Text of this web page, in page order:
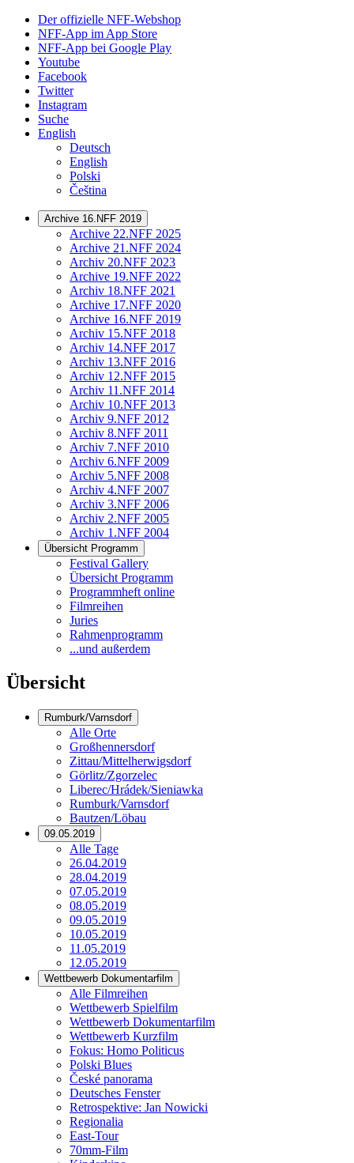
Der offizielle NFF-Webshop
NFF-App im App Store
NFF-App bei Google Play
Youtube
Facebook
Twitter
Instagram
Suche
English
Deutsch
English
Polski
Čeština
Archive 16.NFF 2019
Archive 22.NFF 2025
Archive 21.NFF 2024
Archiv 20.NFF 2023
Archive 19.NFF 2022
Archiv 18.NFF 2021
Archive 17.NFF 2020
Archive 16.NFF 2019
Archiv 15.NFF 2018
Archiv 14.NFF 2017
Archiv 13.NFF 2016
Archiv 12.NFF 2015
Archiv 11.NFF 2014
Archiv 10.NFF 2013
Archiv 9.NFF 2012
Archiv 8.NFF 2011
Archiv 7.NFF 2010
Archiv 6.NFF 2009
Archiv 5.NFF 2008
Archiv 4.NFF 2007
Archiv 3.NFF 2006
Archiv 2.NFF 2005
Archiv 1.NFF 2004
Übersicht Programm
Festival Gallery
Übersicht Programm
Programmheft online
Filmreihen
Juries
Rahmenprogramm
...und außerdem
Übersicht
Rumburk/Varnsdorf
Alle Orte
Großhennersdorf
Zittau/Mittelherwigsdorf
Görlitz/Zgorzelec
Liberec/Hrádek/Sieniawka
Rumburk/Varnsdorf
Bautzen/Löbau
09.05.2019
Alle Tage
26.04.2019
28.04.2019
07.05.2019
08.05.2019
09.05.2019
10.05.2019
11.05.2019
12.05.2019
Wettbewerb Dokumentarfilm
Alle Filmreihen
Wettbewerb Spielfilm
Wettbewerb Dokumentarfilm
Wettbewerb Kurzfilm
Fokus: Homo Politicus
Polski Blues
České panorama
Deutsches Fenster
Retrospektive: Jan Nowicki
Regionalia
East-Tour
70mm-Film